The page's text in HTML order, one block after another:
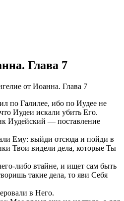
Глава 7
от Иоанна. Глава 7
по Галилее, ибо по Иудее не
Иудеи искали убить Его.
Иудейский — поставление
Ему: выйди отсюда и пойди в
Твои видели дела, которые Ты
либо втайне, и ищет сам быть
такие дела, то яви Себя
в Него.